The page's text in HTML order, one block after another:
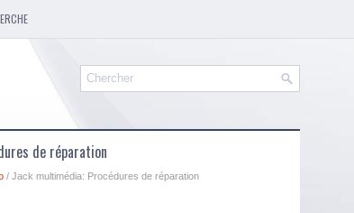
de réparation
/ Jack multimédia: Procédures de réparation